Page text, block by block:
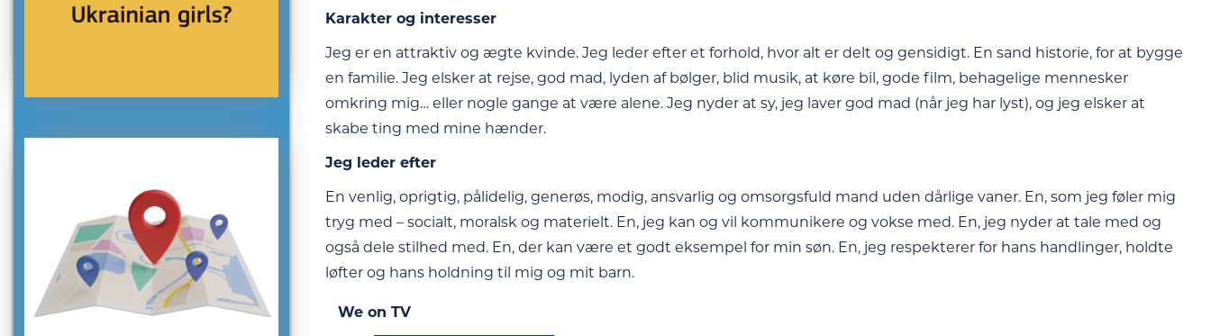
Karakter og interesser
Jeg er en attraktiv og ægte kvinde. Jeg leder efter et forhold, hvor alt er delt og gensidigt. En sand historie, for at bygge
en familie. Jeg elsker at rejse, god mad, lyden af bølger, blid musik, at køre bil, gode film, behagelige mennesker
omkring mig… eller nogle gange at være alene. Jeg nyder at sy, jeg laver god mad (når jeg har lyst), og jeg elsker at
skabe ting med mine hænder.
Jeg leder efter
En venlig, oprigtig, pålidelig, generøs, modig, ansvarlig og omsorgsfuld mand uden dårlige vaner. En, som jeg føler mig
tryg med – socialt, moralsk og materielt. En, jeg kan og vil kommunikere og vokse med. En, jeg nyder at tale med og
også dele stilhed med. En, der kan være et godt eksempel for min søn. En, jeg respekterer for hans handlinger, holdte
løfter og hans holdning til mig og mit barn.
We on TV